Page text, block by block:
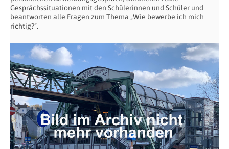
Gesprächssituationen mit den Schülerinnen und Schüler und
beantworten alle Fragen zum Thema „Wie bewerbe ich mich
richtig?“.